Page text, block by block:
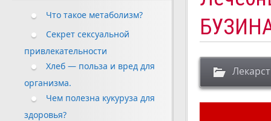
Что такое метаболизм?
Секрет сексуальной
привлекательности
Хлеб — польза и вред для
организма.
Чем полезна кукуруза для
здоровья?